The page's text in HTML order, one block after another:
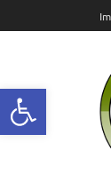
Open toolbar
do